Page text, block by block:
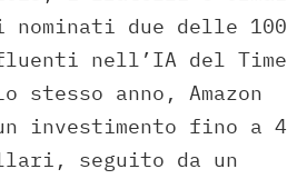
due delle 100
nell’IA del Time
stesso anno, Amazon
investimento fino a 4
seguito da un